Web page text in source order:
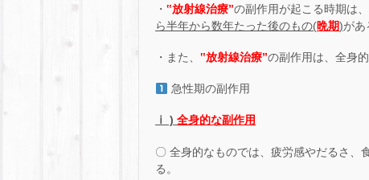
・ ‟放射線治療”の副作用が起こる時期は、
ら半年から数年たった後のもの(晩期)があ
・また、 ‟放射線治療”の副作用は、全身
急性期の副作用
ⅰ ) 全身的な副作用
〇 全身的なものでは、疲労感やだるさ、
る。